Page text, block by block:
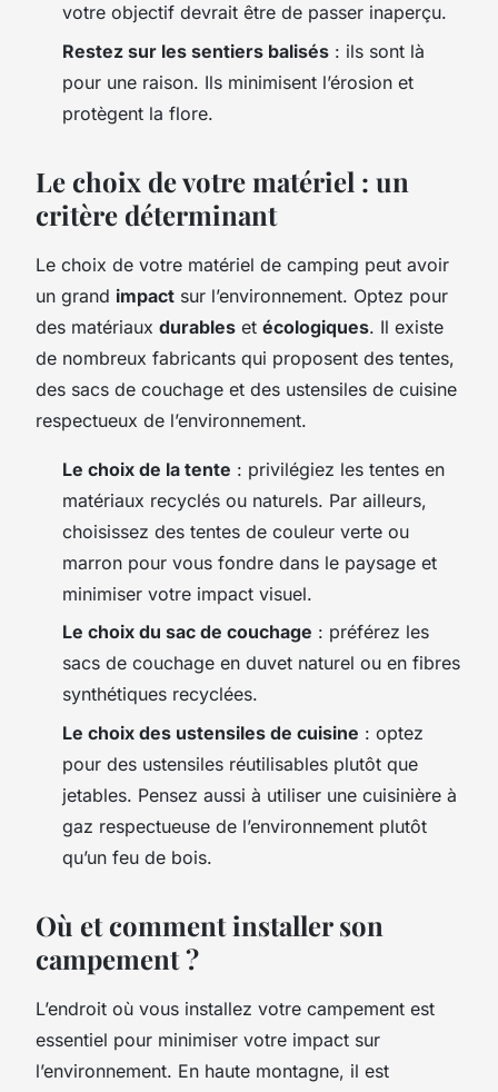
votre objectif devrait être de passer inaperçu.
Restez sur les sentiers balisés : ils sont là
pour une raison. Ils minimisent l’érosion et
protègent la flore.
Le choix de votre matériel : un
critère déterminant
Le choix de votre matériel de camping peut avoir
un grand impact sur l’environnement. Optez pour
des matériaux durables et écologiques. Il existe
de nombreux fabricants qui proposent des tentes,
des sacs de couchage et des ustensiles de cuisine
respectueux de l’environnement.
Le choix de la tente : privilégiez les tentes en
matériaux recyclés ou naturels. Par ailleurs,
choisissez des tentes de couleur verte ou
marron pour vous fondre dans le paysage et
minimiser votre impact visuel.
Le choix du sac de couchage : préférez les
sacs de couchage en duvet naturel ou en fibres
synthétiques recyclées.
Le choix des ustensiles de cuisine : optez
pour des ustensiles réutilisables plutôt que
jetables. Pensez aussi à utiliser une cuisinière à
gaz respectueuse de l’environnement plutôt
qu’un feu de bois.
Où et comment installer son
campement ?
L’endroit où vous installez votre campement est
essentiel pour minimiser votre impact sur
l’environnement. En haute montagne, il est